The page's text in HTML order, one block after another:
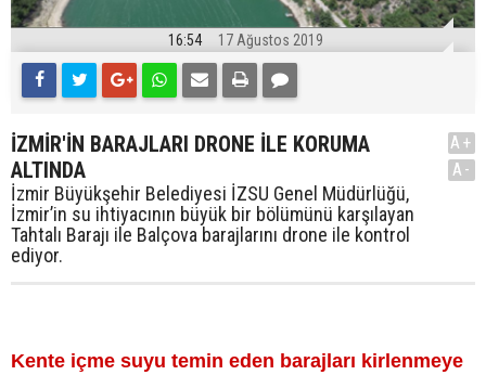
16:54 17 Ağustos 2019
İZMİR'İN BARAJLARI DRONE İLE KORUMA
ALTINDA
İzmir Büyükşehir Belediyesi İZSU Genel Müdürlüğü,
İzmir’in su ihtiyacının büyük bir bölümünü karşılayan
Tahtalı Barajı ile Balçova barajlarını drone ile kontrol
ediyor.
A+
A-
Kente içme suyu temin eden barajları kirlenmeye